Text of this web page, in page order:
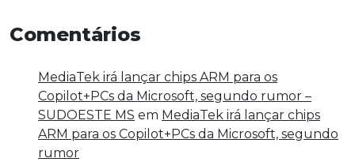
Comentários
MediaTek irá lançar chips ARM para os
Copilot+PCs da Microsoft, segundo rumor –
SUDOESTE MS em MediaTek irá lançar chips
ARM para os Copilot+PCs da Microsoft, segundo
rumor